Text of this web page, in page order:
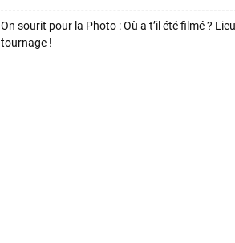
On sourit pour la Photo : Où a t’il été filmé ?
tournage !